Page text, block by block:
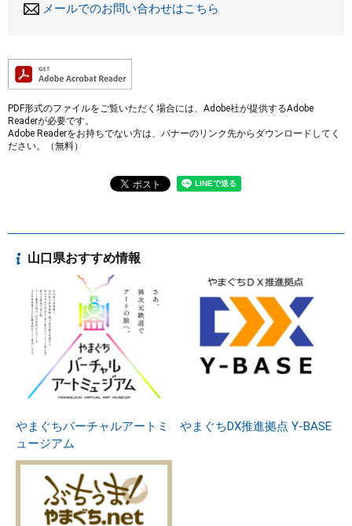
メールでのお問い合わせはこちら
PDF形式のファイルをご覧いただく場合には、Adobe社が提供するAdobe
Readerが必要です。
Adobe Readerをお持ちでない方は、バナーのリンク先からダウンロードしてく
ださい。（無料）
山口県おすすめ情報
やまぐちバーチャルアートミ
ュージアム
やまぐちDX推進拠点 Y-BASE